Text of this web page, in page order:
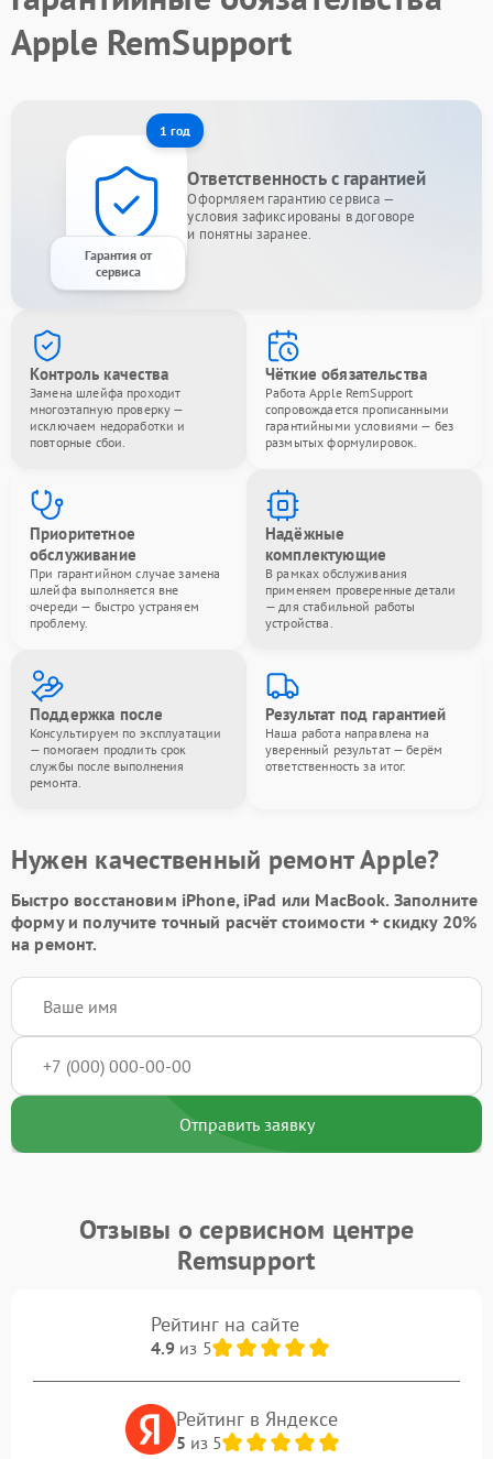
Apple RemSupport
1 год
Гарантия от
сервиса
Ответственность с гарантией
Оформляем гарантию сервиса —
условия зафиксированы в договоре
и понятны заранее.
Контроль качества
Замена шлейфа проходит
многоэтапную проверку —
исключаем недоработки и
повторные сбои.
Чёткие обязательства
Работа Apple RemSupport
сопровождается прописанными
гарантийными условиями — без
размытых формулировок.
Приоритетное
обслуживание
При гарантийном случае замена
шлейфа выполняется вне
очереди — быстро устраняем
проблему.
Надёжные
комплектующие
В рамках обслуживания
применяем проверенные детали
— для стабильной работы
устройства.
Поддержка после
Консультируем по эксплуатации
— помогаем продлить срок
службы после выполнения
ремонта.
Результат под гарантией
Наша работа направлена на
уверенный результат — берём
ответственность за итог.
Нужен качественный ремонт Apple?
Быстро восстановим iPhone, iPad или MacBook. Заполните
формуи получите точный расчёт стоимости +скидку 20%
на ремонт.
Отправить заявку
Отзывы о сервисном центре
Remsupport
Рейтинг на сайте
4.9из 5
Рейтинг в Яндексе
5 из 5